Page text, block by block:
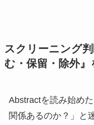
スクリーニング
む・保留・除外
Abstractを読み始め
関係あるのか？」と